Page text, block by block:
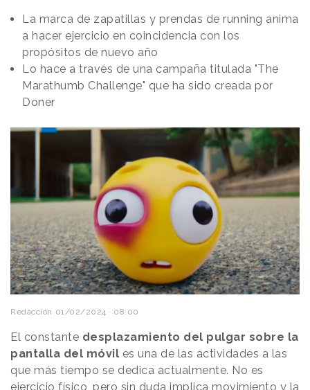
La marca de zapatillas y prendas de running anima
a hacer ejercicio en coincidencia con los
propósitos de nuevo año
Lo hace a través de una campaña titulada "The
Marathumb Challenge" que ha sido creada por
Doner
Redacción 01/02/2024 · 08:00
El constante desplazamiento del pulgar sobre la
pantalla del móvil es una de las actividades a las
que más tiempo se dedica actualmente. No es
ejercicio físico, pero sin duda implica movimiento y la